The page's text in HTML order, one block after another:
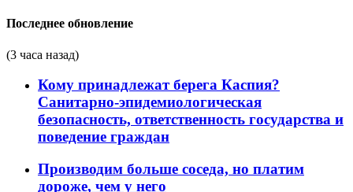
Последнее обновление
(3 часа назад)
Кому принадлежат берега Каспия?
Санитарно-эпидемиологическая
безопасность, ответственность государства и
поведение граждан
Производим больше соседа, но платим
дороже, чем у него